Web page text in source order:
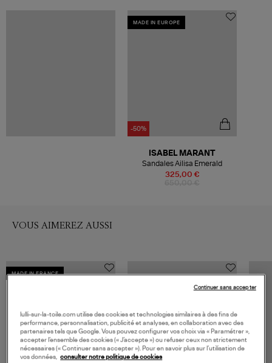
MADE IN EUROPE
-50%
325,00 €
ISABEL MARANT
Sandales Ailisa Emerald
VOUS AIMEREZ AUSSI
MADE IN FRANCE
lulli-sur-la-toile.com utilise des cookies et technologies similaires à des fins de
performance, personnalisation, publicité et analyses, en collaboration avec des
partenaires tels que Google. Vous pouvez configurer vos choix via « Paramétrer »,
accepter l’ensemble des cookies (« J’accepte ») ou refuser ceux non strictement
nécessaires (« Continuer sans accepter »). Pour en savoir plus sur l’utilisation de
vos données, consulter notre politique de cookies
Continuer sans accepter